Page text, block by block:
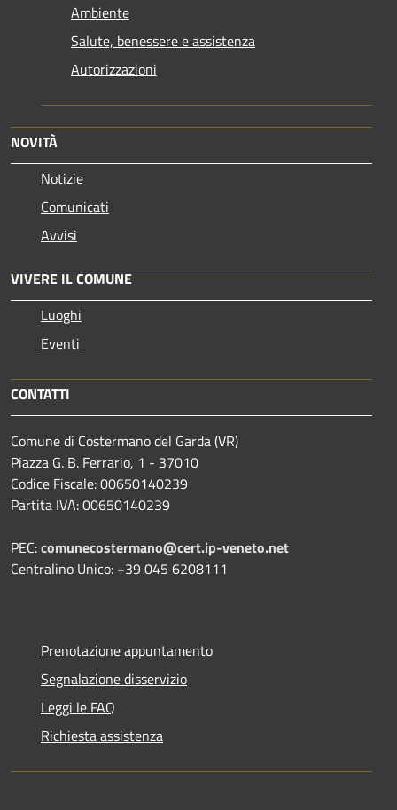
Ambiente
Salute, benessere e assistenza
Autorizzazioni
NOVITÀ
Notizie
Comunicati
Avvisi
VIVERE IL COMUNE
Luoghi
Eventi
CONTATTI
Comune di Costermano del Garda (VR)
Piazza G. B. Ferrario, 1 - 37010
Codice Fiscale: 00650140239
Partita IVA: 00650140239
PEC:comunecostermano@cert.ip-veneto.net
Centralino Unico: +39 045 6208111
Prenotazione appuntamento
Segnalazione disservizio
Leggi le FAQ
Richiesta assistenza